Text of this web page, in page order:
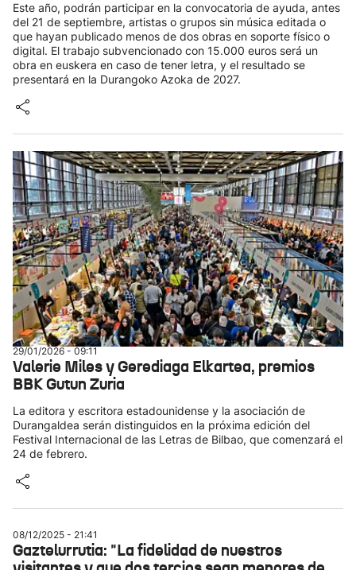
Este año, podrán participar en la convocatoria de ayuda, antes
del 21 de septiembre, artistas o grupos sin música editada o
que hayan publicado menos de dos obras en soporte físico o
digital. El trabajo subvencionado con 15.000 euros será un
obra en euskera en caso de tener letra, y el resultado se
presentará en la Durangoko Azoka de 2027.
29/01/2026 - 09:11
Valerie Miles y Gerediaga Elkartea, premios
BBK Gutun Zuria
La editora y escritora estadounidense y la asociación de
Durangaldea serán distinguidos en la próxima edición del
Festival Internacional de las Letras de Bilbao, que comenzará el
24 de febrero.
08/12/2025 - 21:41
Gaztelurrutia: "La fidelidad de nuestros